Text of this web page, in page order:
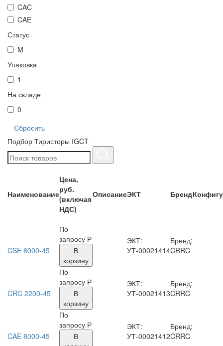
CAC
CAE
Статус
M
Упаковка
1
На складе
0
Подбор Тиристоры IGCT
Наименование
Цена,
руб.
(включая
НДС)
ОписаниеЭКТ Бренд
CSE 6000-45
По
запросу Р
В
корзину
ЭКТ:
УТ-00021414
Бренд:
CRRC
CRC 2200-45
По
запросу Р
В
корзину
ЭКТ:
УТ-00021413
Бренд:
CRRC
CAE 8000-45
По
запросу Р
В
ЭКТ:
УТ-00021412
Бренд:
CRRC